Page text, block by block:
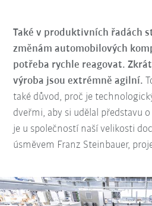
Také v produktivních řadách
změnám automobilových
potřeba rychle reagovat.
výroba jsou extrémně agilní.
také důvod, proč je
dveřmi, aby si udělal představu
je u společností naší velikosti
úsměvem Franz Steinbauer,